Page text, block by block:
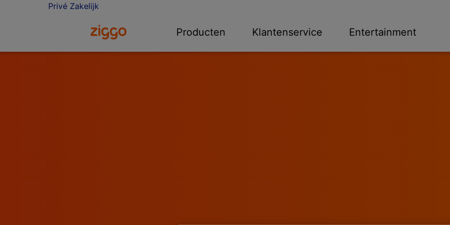
Privé Zakelijk
Ga naar de Ziggo homepageProducten Klantenservice Entertainment